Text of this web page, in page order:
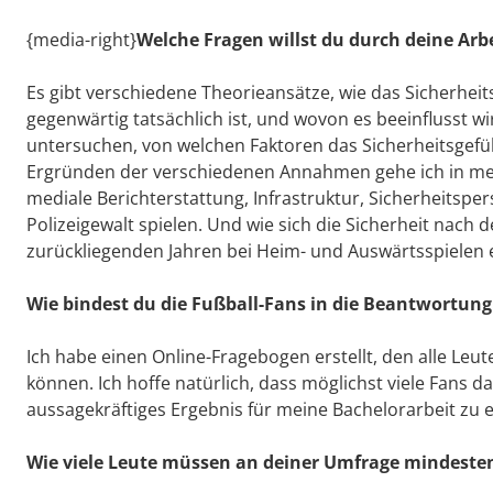
{media-right}Welche Fragen willst du durch deine
Es gibt verschiedene Theorieansätze, wie das
gegenwärtig tatsächlich ist, und wovon es beeinflusst
untersuchen, von welchen Faktoren das
Ergründen der verschiedenen Annahmen gehe ich in
mediale Berichterstattung, Infrastruktur,
Polizeigewalt spielen. Und wie sich die Sicherheit nach
zurückliegenden Jahren bei Heim- und Auswärtsspielen
Wie bindest du die Fußball-Fans in die
Ich habe einen Online-Fragebogen erstellt, den alle
können. Ich hoffe natürlich, dass möglichst viele Fans
aussagekräftiges Ergebnis für meine Bachelorarbeit zu
Wie viele Leute müssen an deiner Umfrage